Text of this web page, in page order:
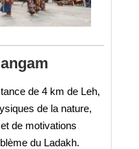
de 4 km de Leh,
de la nature,
de motivations
du Ladakh.